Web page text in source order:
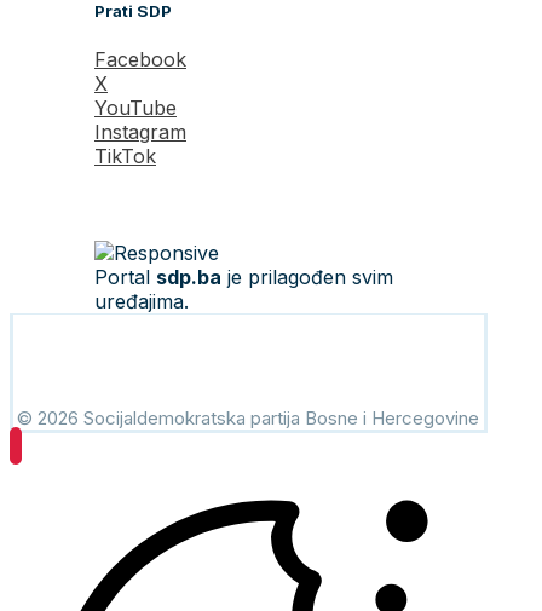
Prati SDP
Facebook
X
YouTube
Instagram
TikTok
Portal sdp.ba je prilagođen svim
uređajima.
© 2026 Socijaldemokratska partija Bosne i Hercegovine